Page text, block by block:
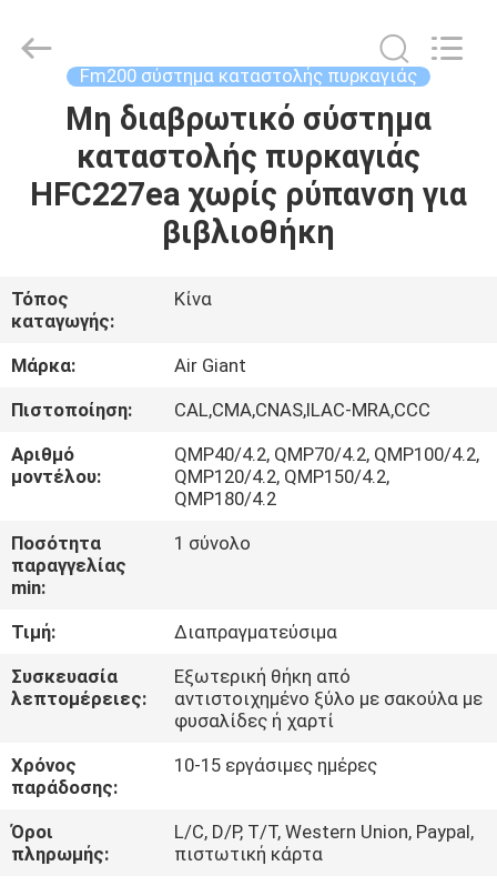
ΣΠΊΤΙ
ΠΡΟΪΌΝΤΑ
ΠΑΡΟΥΣΙΆΣΤΕ
ΣΧΕΤΙΚΆ
ΜΕ
ΕΜΆΣ
ΕΡΓΟΣΤΑΣΊΩΝ
ΠΟΙΟΤΙΚΌΣ
ΈΛΕΓΧΟΣ
ΖΗΤΉΣΤΕ
ΈΝΑ
Equipment
Fm200 σύστημα καταστολής πυρκαγιάς
Μη διαβρωτικό σύστημα
καταστολής πυρκαγιάς
HFC227ea χωρίς ρύπανση για
βιβλιοθήκη
Τόπος
καταγωγής:
Κίνα
Μάρκα:
Air Giant
Πιστοποίηση:
CAL,CMA,CNAS,ILAC-MRA,CCC
Αριθμό
μοντέλου:
QMP40/4.2, QMP70/4.2, QMP100/4.2,
QMP120/4.2, QMP150/4.2,
QMP180/4.2
Ποσότητα
παραγγελίας
min:
1 σύνολο
Τιμή:
Διαπραγματεύσιμα
Συσκευασία
λεπτομέρειες:
Εξωτερική θήκη από
αντιστοιχημένο ξύλο με σακούλα με
φυσαλίδες ή χαρτί
Χρόνος
παράδοσης:
10-15 εργάσιμες ημέρες
Όροι
πληρωμής:
L/C, D/P, T/T, Western Union, Paypal,
πιστωτική κάρτα